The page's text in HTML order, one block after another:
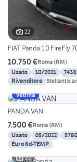
22
FIAT Panda 1.0 FireFly
10.750 €Roma (RM)
Usato
10/2021
Rivenditore Stellantis
Vetrina
PANDA VAN
7.500 €Roma (RM)
Usato
05/2022
Euro 6d-TEMP
20